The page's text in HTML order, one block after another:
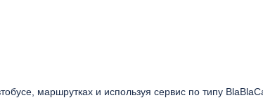
маршрутках и используя сервис по типу